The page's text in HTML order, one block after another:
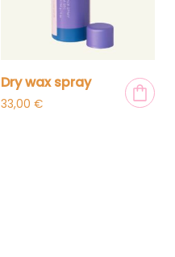
dry wax spray
33,00 €